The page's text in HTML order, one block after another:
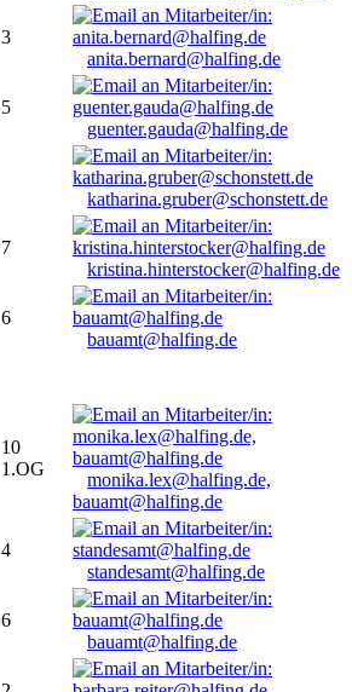
3
anita.bernard@halfing.de
5
guenter.gauda@halfing.de
katharina.gruber@schonstett.de
7
kristina.hinterstocker@halfing.de
6
bauamt@halfing.de
10
1.OG
monika.lex@halfing.de,
bauamt@halfing.de
4
standesamt@halfing.de
6
bauamt@halfing.de